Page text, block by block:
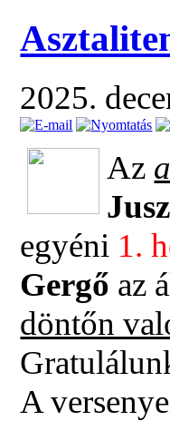
2025.
Az
egyéni 1.
Gergő az
döntőn
A